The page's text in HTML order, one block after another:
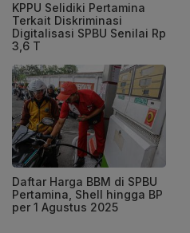
KPPU Selidiki Pertamina
Terkait Diskriminasi
Digitalisasi SPBU Senilai Rp
3,6 T
Daftar Harga BBM di SPBU
Pertamina, Shell hingga BP
per 1 Agustus 2025